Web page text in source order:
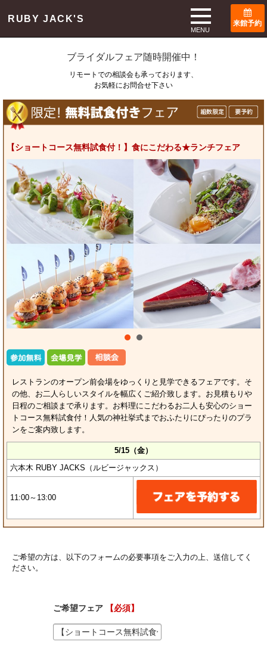
RUBY JACK'S
MENU
来館予約
ブライダルフェア随時開催中！
リモートでの相談会も承っております、
お気軽にお問合せ下さい
【ショートコース無料試食付！】食にこだわる★ランチフェア
レストランのオープン前会場をゆっくりと見学できるフェアです。そ
の他、お二人らしいスタイルを幅広くご紹介致します。お見積もりや
日程のご相談まで承ります。お料理にこだわるお二人も安心のショー
トコース無料試食付！人気の神社挙式までおふたりにぴったりのプラ
ンをご案内致します。
5/15（金）
六本木 RUBY JACKS（ルビージャックス）
11:00～13:00